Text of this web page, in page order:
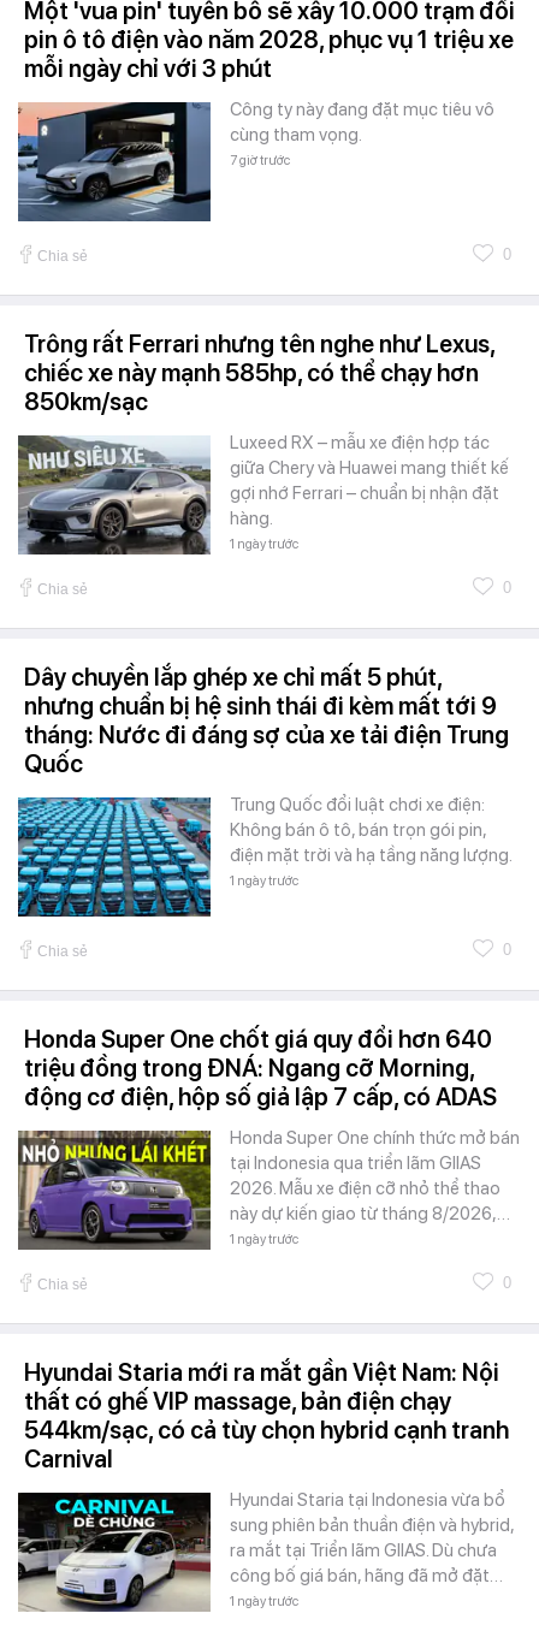
Một 'vua pin' tuyên bố sẽ xây 10.000 trạm đổi
pin ô tô điện vào năm 2028, phục vụ 1 triệu xe
mỗi ngày chỉ với 3 phút
Công ty này đang đặt mục tiêu vô
cùng tham vọng.
7 giờ trước
Chia sẻ 0
Trông rất Ferrari nhưng tên nghe như Lexus,
chiếc xe này mạnh 585hp, có thể chạy hơn
850km/sạc
Luxeed RX – mẫu xe điện hợp tác
giữa Chery và Huawei mang thiết kế
gợi nhớ Ferrari – chuẩn bị nhận đặt
hàng.
1 ngày trước
Chia sẻ 0
Dây chuyền lắp ghép xe chỉ mất 5 phút,
nhưng chuẩn bị hệ sinh thái đi kèm mất tới 9
tháng: Nước đi đáng sợ của xe tải điện Trung
Quốc
Trung Quốc đổi luật chơi xe điện:
Không bán ô tô, bán trọn gói pin,
điện mặt trời và hạ tầng năng lượng.
1 ngày trước
Chia sẻ 0
Honda Super One chốt giá quy đổi hơn 640
triệu đồng trong ĐNÁ: Ngang cỡ Morning,
động cơ điện, hộp số giả lập 7 cấp, có ADAS
Honda Super One chính thức mở bán
tại Indonesia qua triển lãm GIIAS
2026. Mẫu xe điện cỡ nhỏ thể thao
này dự kiến giao từ tháng 8/2026,…
1 ngày trước
Chia sẻ 0
Hyundai Staria mới ra mắt gần Việt Nam: Nội
thất có ghế VIP massage, bản điện chạy
544km/sạc, có cả tùy chọn hybrid cạnh tranh
Carnival
Hyundai Staria tại Indonesia vừa bổ
sung phiên bản thuần điện và hybrid,
ra mắt tại Triển lãm GIIAS. Dù chưa
công bố giá bán, hãng đã mở đặt…
1 ngày trước